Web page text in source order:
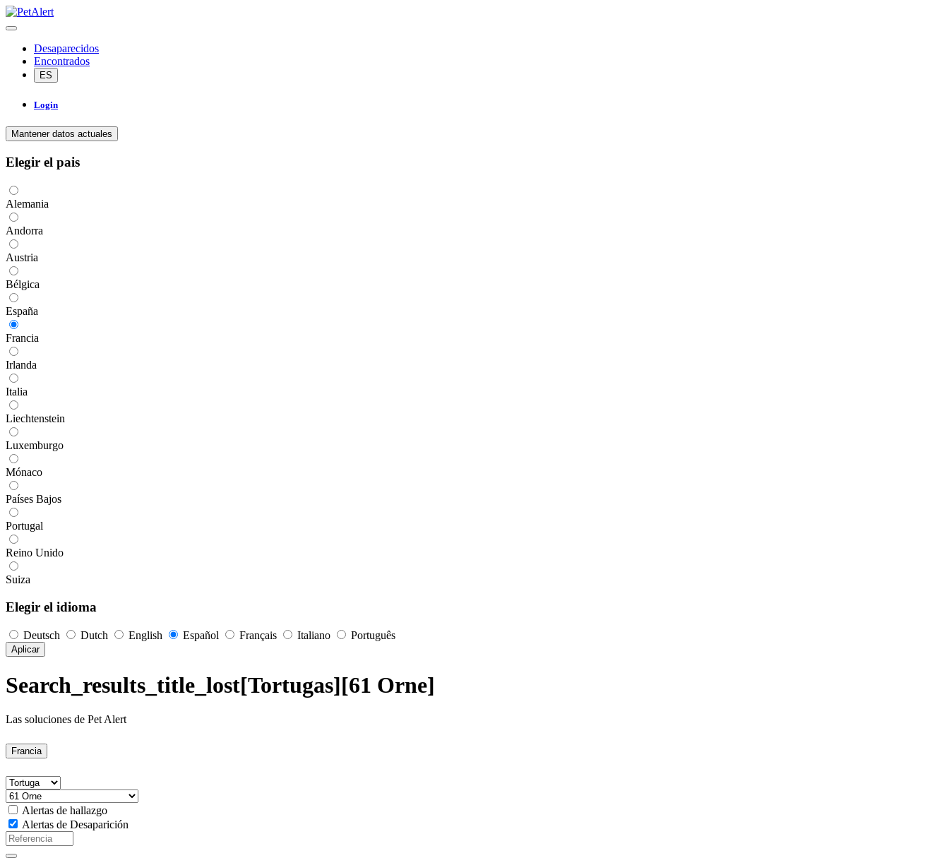
Desaparecidos
Encontrados
ES
Login
Mantener datos actuales
Elegir el pais
Alemania
Andorra
Austria
Bélgica
España
Francia
Irlanda
Italia
Liechtenstein
Luxemburgo
Mónaco
Países Bajos
Portugal
Reino Unido
Suiza
Elegir el idioma
Deutsch Dutch English Español Français Italiano Português
Aplicar
Search_results_title_lost[Tortugas][61 Orne]
Las soluciones de Pet Alert
Francia
Alertas de hallazgo
Alertas de Desaparición